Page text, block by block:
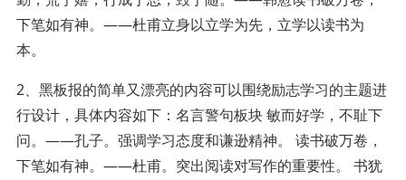
下笔如有神。——杜甫立身以立学为先，立学以读书为
本。
2、黑板报的简单又漂亮的内容可以围绕励志学习的主题进
行设计，具体内容如下：名言警句板块 敏而好学，不耻下
问。——孔子。强调学习态度和谦逊精神。 读书破万卷，
下笔如有神。——杜甫。突出阅读对写作的重要性。 书犹